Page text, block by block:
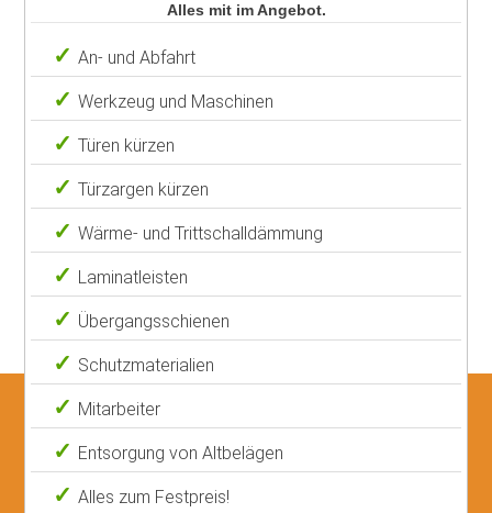
Alles mit im Angebot.
An- und Abfahrt
Werkzeug und Maschinen
Türen kürzen
Türzargen kürzen
Wärme- und Trittschalldämmung
Laminatleisten
Übergangsschienen
Schutzmaterialien
Mitarbeiter
Entsorgung von Altbelägen
Alles zum Festpreis!